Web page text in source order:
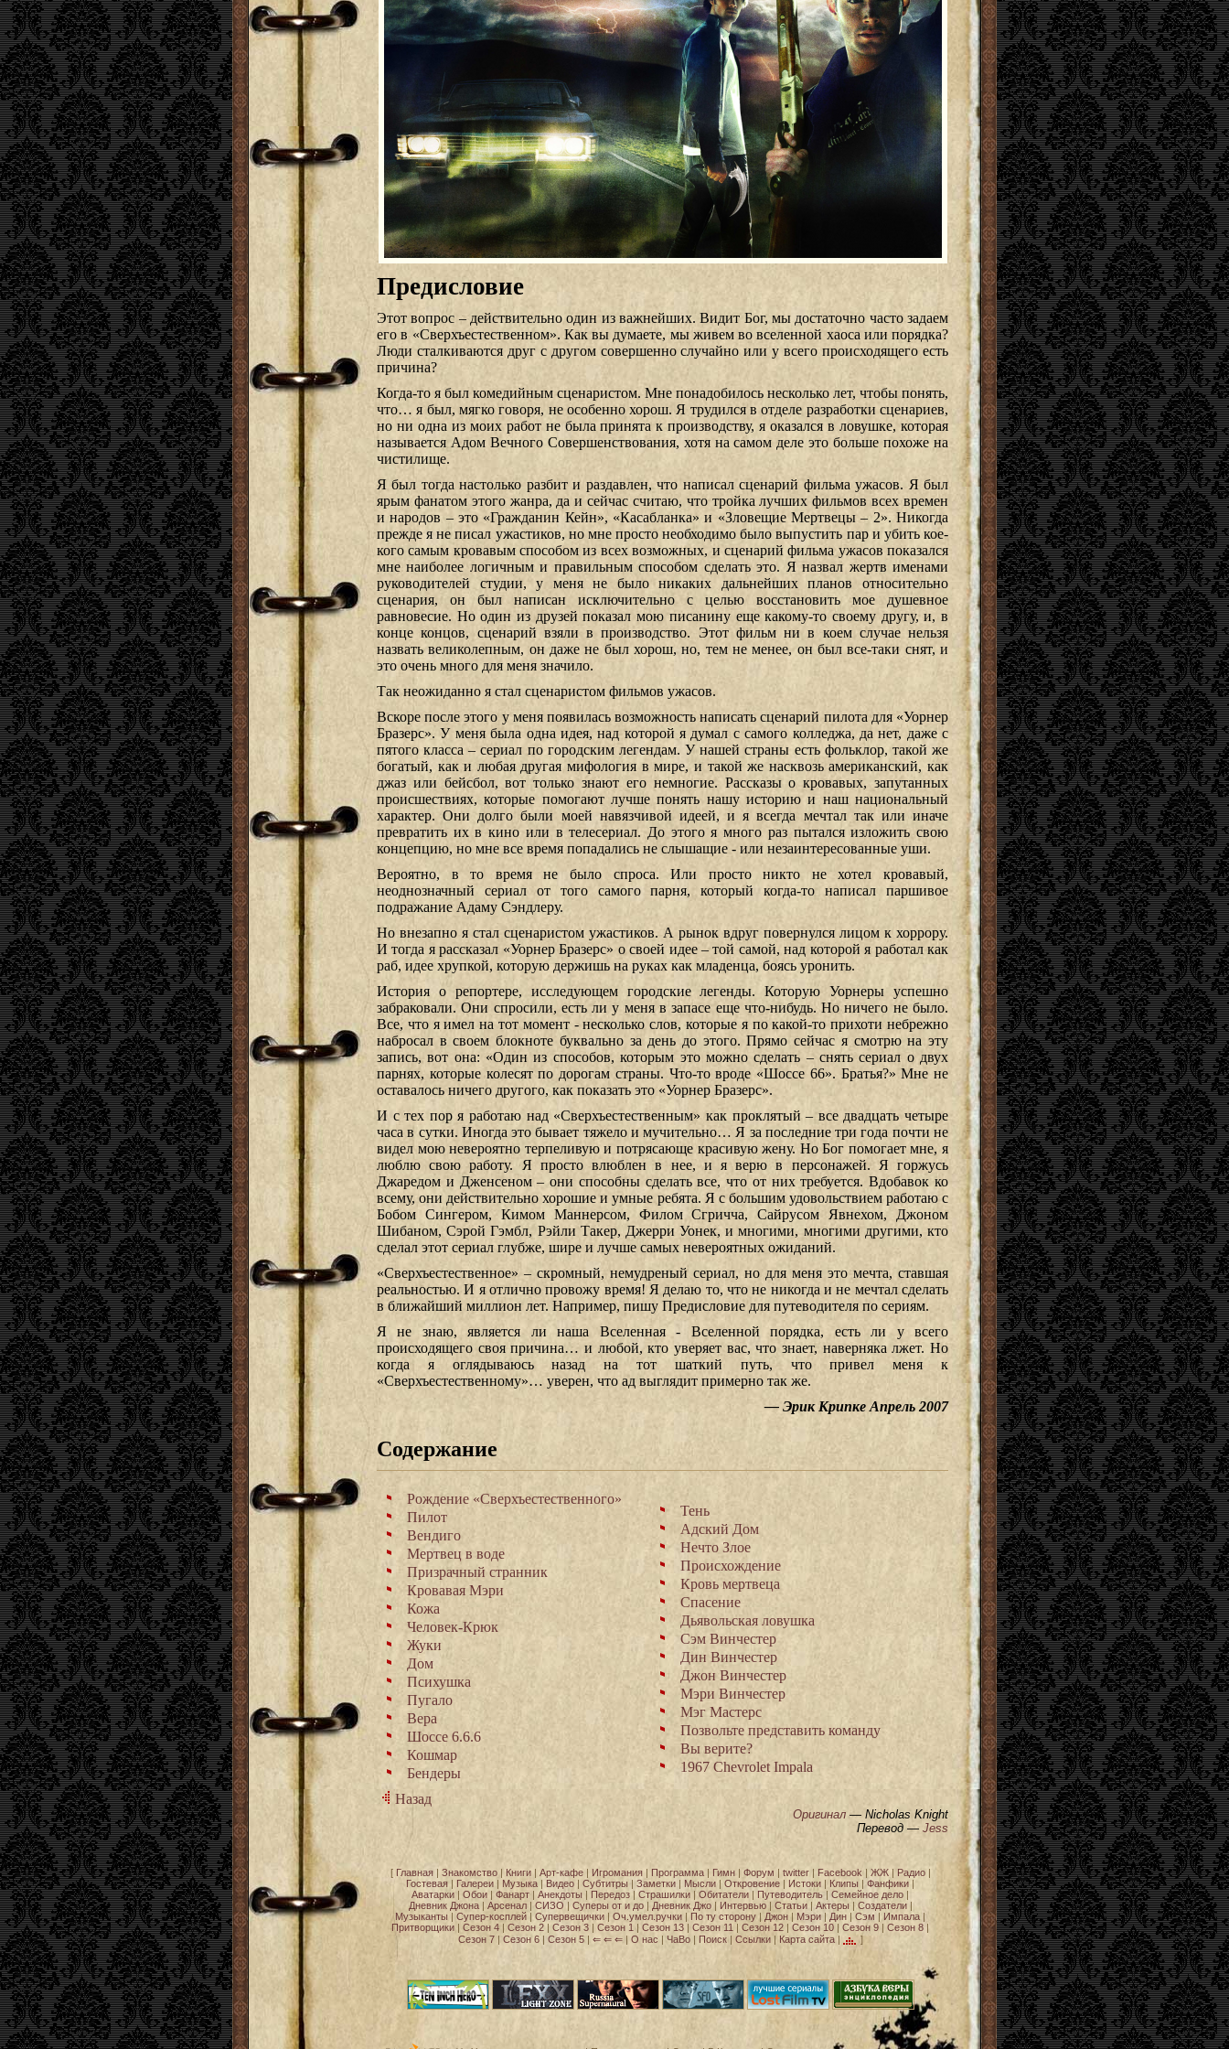
Предисловие
Этот вопрос – действительно один из важнейших. Видит Бог, мы достаточно часто задаем
его в «Сверхъестественном». Как вы думаете, мы живем во вселенной хаоса или порядка?
Люди сталкиваются друг с другом совершенно случайно или у всего происходящего есть
причина?
Когда-то я был комедийным сценаристом. Мне понадобилось несколько лет, чтобы понять,
что… я был, мягко говоря, не особенно хорош. Я трудился в отделе разработки сценариев,
но ни одна из моих работ не была принята к производству, я оказался в ловушке, которая
называется Адом Вечного Совершенствования, хотя на самом деле это больше похоже на
чистилище.
Я был тогда настолько разбит и раздавлен, что написал сценарий фильма ужасов. Я был
ярым фанатом этого жанра, да и сейчас считаю, что тройка лучших фильмов всех времен
и народов – это «Гражданин Кейн», «Касабланка» и «Зловещие Мертвецы – 2». Никогда
прежде я не писал ужастиков, но мне просто необходимо было выпустить пар и убить кое-
кого самым кровавым способом из всех возможных, и сценарий фильма ужасов показался
мне наиболее логичным и правильным способом сделать это. Я назвал жертв именами
руководителей студии, у меня не было никаких дальнейших планов относительно
сценария, он был написан исключительно с целью восстановить мое душевное
равновесие. Но один из друзей показал мою писанину еще какому-то своему другу, и, в
конце концов, сценарий взяли в производство. Этот фильм ни в коем случае нельзя
назвать великолепным, он даже не был хорош, но, тем не менее, он был все-таки снят, и
это очень много для меня значило.
Так неожиданно я стал сценаристом фильмов ужасов.
Вскоре после этого у меня появилась возможность написать сценарий пилота для «Уорнер
Бразерс». У меня была одна идея, над которой я думал с самого колледжа, да нет, даже с
пятого класса – сериал по городским легендам. У нашей страны есть фольклор, такой же
богатый, как и любая другая мифология в мире, и такой же насквозь американский, как
джаз или бейсбол, вот только знают его немногие. Рассказы о кровавых, запутанных
происшествиях, которые помогают лучше понять нашу историю и наш национальный
характер. Они долго были моей навязчивой идеей, и я всегда мечтал так или иначе
превратить их в кино или в телесериал. До этого я много раз пытался изложить свою
концепцию, но мне все время попадались не слышащие - или незаинтересованные уши.
Вероятно, в то время не было спроса. Или просто никто не хотел кровавый,
неоднозначный сериал от того самого парня, который когда-то написал паршивое
подражание Адаму Сэндлеру.
Но внезапно я стал сценаристом ужастиков. А рынок вдруг повернулся лицом к хоррору.
И тогда я рассказал «Уорнер Бразерс» о своей идее – той самой, над которой я работал как
раб, идее хрупкой, которую держишь на руках как младенца, боясь уронить.
История о репортере, исследующем городские легенды. Которую Уорнеры успешно
забраковали. Они спросили, есть ли у меня в запасе еще что-нибудь. Но ничего не было.
Все, что я имел на тот момент - несколько слов, которые я по какой-то прихоти небрежно
набросал в своем блокноте буквально за день до этого. Прямо сейчас я смотрю на эту
запись, вот она: «Один из способов, которым это можно сделать – снять сериал о двух
парнях, которые колесят по дорогам страны. Что-то вроде «Шоссе 66». Братья?» Мне не
оставалось ничего другого, как показать это «Уорнер Бразерс».
И с тех пор я работаю над «Сверхъестественным» как проклятый – все двадцать четыре
часа в сутки. Иногда это бывает тяжело и мучительно… Я за последние три года почти не
видел мою невероятно терпеливую и потрясающе красивую жену. Но Бог помогает мне, я
люблю свою работу. Я просто влюблен в нее, и я верю в персонажей. Я горжусь
Джаредом и Дженсеном – они способны сделать все, что от них требуется. Вдобавок ко
всему, они действительно хорошие и умные ребята. Я с большим удовольствием работаю с
Бобом Сингером, Кимом Маннерсом, Филом Сгричча, Сайрусом Явнехом, Джоном
Шибаном, Сэрой Гэмбл, Рэйли Такер, Джерри Уонек, и многими, многими другими, кто
сделал этот сериал глубже, шире и лучше самых невероятных ожиданий.
«Сверхъестественное» – скромный, немудреный сериал, но для меня это мечта, ставшая
реальностью. И я отлично провожу время! Я делаю то, что не никогда и не мечтал сделать
в ближайший миллион лет. Например, пишу Предисловие для путеводителя по сериям.
Я не знаю, является ли наша Вселенная - Вселенной порядка, есть ли у всего
происходящего своя причина… и любой, кто уверяет вас, что знает, наверняка лжет. Но
когда я оглядываюсь назад на тот шаткий путь, что привел меня к
«Сверхъестественному»… уверен, что ад выглядит примерно так же.
— Эрик Крипке Апрель 2007
Содержание
Рождение «Сверхъестественного»
Пилот
Вендиго
Мертвец в воде
Призрачный странник
Кровавая Мэри
Кожа
Человек-Крюк
Жуки
Дом
Психушка
Пугало
Вера
Шоссе 6.6.6
Кошмар
Бендеры
Тень
Адский Дом
Нечто Злое
Происхождение
Кровь мертвеца
Спасение
Дьявольская ловушка
Сэм Винчестер
Дин Винчестер
Джон Винчестер
Мэри Винчестер
Мэг Мастерс
Позвольте представить команду
Вы верите?
1967 Chevrolet Impala
Назад
Оригинал — Nicholas Knight
Перевод — Jess
[ Главная| Знакомство| Книги| Арт-кафе| Игромания| Программа| Гимн| Форум | twitter| Facebook | ЖЖ| Радио|
Гостевая | Галереи | Музыка | Видео | Субтитры | Заметки | Мысли | Откровение | Истоки | Клипы | Фанфики |
Аватарки | Обои | Фанарт | Анекдоты | Передоз | Страшилки | Обитатели | Путеводитель | Семейное дело |
Дневник Джона| Арсенал| СИЗО | Суперы от и до| Дневник Джо| Интервью| Статьи| Актеры| Создатели|
Музыканты | Супер-косплей | Супервещички | Оч.умел.ручки | По ту сторону | Джон | Мэри | Дин | Сэм | Импала |
Притворщики | Сезон 4 | Сезон 2 | Сезон 3 | Сезон 1 | Сезон 13 | Сезон 11 | Сезон 12 | Сезон 10 | Сезон 9 | Сезон 8 |
Сезон 7| Сезон 6| Сезон 5| ⇐ ⇐ ⇐| О нас | ЧаВо| Поиск| Ссылки| Карта сайта| ]